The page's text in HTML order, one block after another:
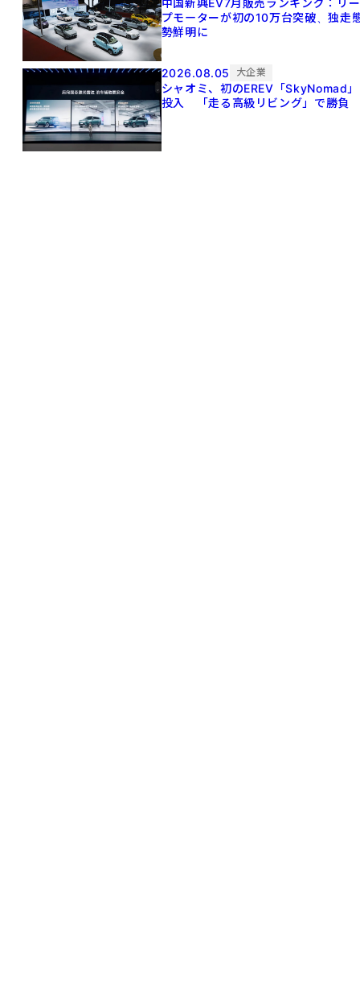
中国新興EV7月販売ランキング：リー
プモーターが初の10万台突破、独走
勢鮮明に
2026.08.05 大企業
シャオミ、初のEREV「SkyNomad」
投入 「走る高級リビング」で勝負